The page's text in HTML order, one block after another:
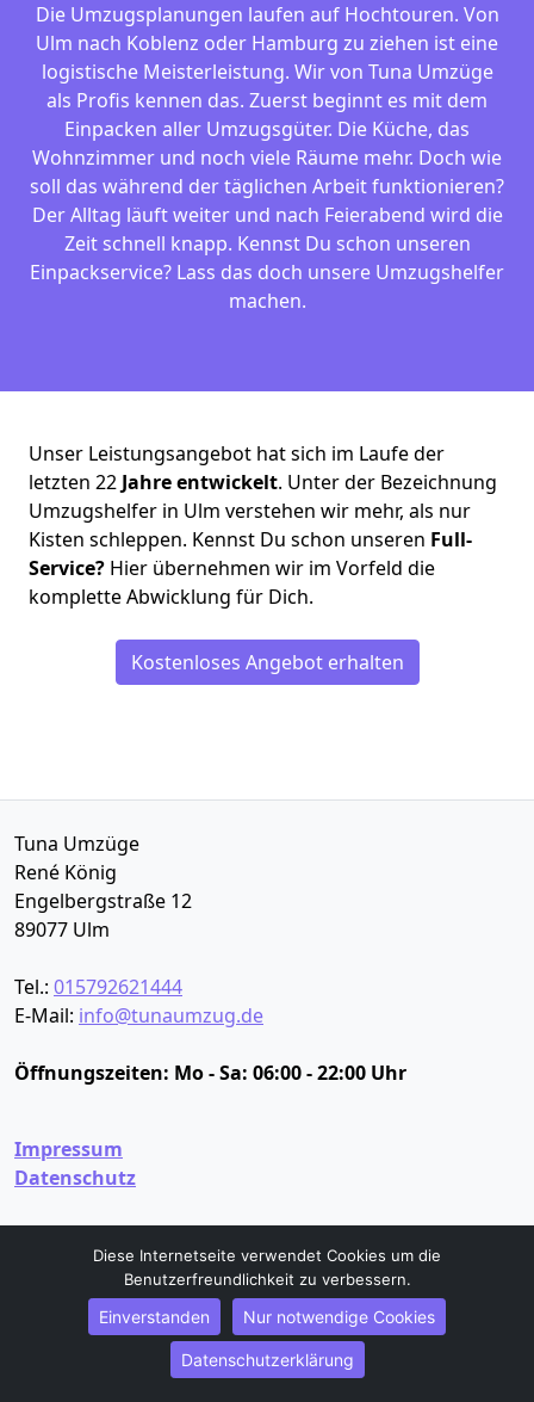
Die Umzugsplanungen laufen auf Hochtouren. Von
Ulm nach Koblenz oder Hamburg zu ziehen ist eine
logistische Meisterleistung. Wir von Tuna Umzüge
als Profis kennen das. Zuerst beginnt es mit dem
Einpacken aller Umzugsgüter. Die Küche, das
Wohnzimmer und noch viele Räume mehr. Doch wie
soll das während der täglichen Arbeit funktionieren?
Der Alltag läuft weiter und nach Feierabend wird die
Zeit schnell knapp. Kennst Du schon unseren
Einpackservice? Lass das doch unsere Umzugshelfer
machen.
Unser Leistungsangebot hat sich im Laufe der
letzten 22 Jahre entwickelt. Unter der Bezeichnung
Umzugshelfer in Ulm verstehen wir mehr, als nur
Kisten schleppen. Kennst Du schon unseren Full-
Service? Hier übernehmen wir im Vorfeld die
komplette Abwicklung für Dich.
Kostenloses Angebot erhalten
Tuna Umzüge
René König
Engelbergstraße 12
89077 Ulm
Tel.: 015792621444
E-Mail: info@tunaumzug.de
Öffnungszeiten: Mo - Sa: 06:00 - 22:00 Uhr
Impressum
Datenschutz
Umzugsservice
Umzugsservice Ulm
Büroumzug Ulm
Fernumzug Ulm
Firmenumzug Ulm
Diese Internetseite verwendet Cookies um die
Benutzerfreundlichkeit zu verbessern.
Einverstanden Nur notwendige Cookies
Datenschutzerklärung